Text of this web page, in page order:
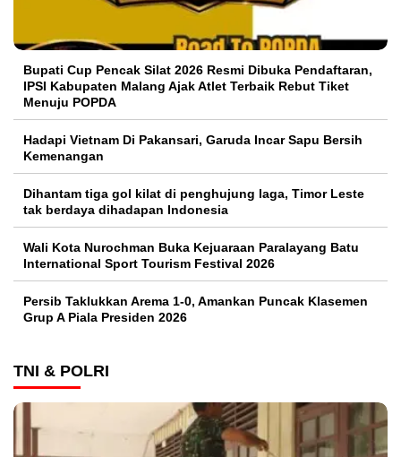
Bupati Cup Pencak Silat 2026 Resmi Dibuka Pendaftaran,
IPSI Kabupaten Malang Ajak Atlet Terbaik Rebut Tiket
Menuju POPDA
Hadapi Vietnam Di Pakansari, Garuda Incar Sapu Bersih
Kemenangan
Dihantam tiga gol kilat di penghujung laga, Timor Leste
tak berdaya dihadapan Indonesia
Wali Kota Nurochman Buka Kejuaraan Paralayang Batu
International Sport Tourism Festival 2026
Persib Taklukkan Arema 1-0, Amankan Puncak Klasemen
Grup A Piala Presiden 2026
TNI & POLRI